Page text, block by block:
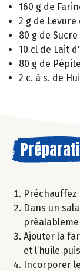
160 g de
2 g de Levure
80 g de
10 cl de Lait
80 g de
2 c. à s. de
Préchauffez
Dans un
Ajouter la
et l’huile
Incorporer